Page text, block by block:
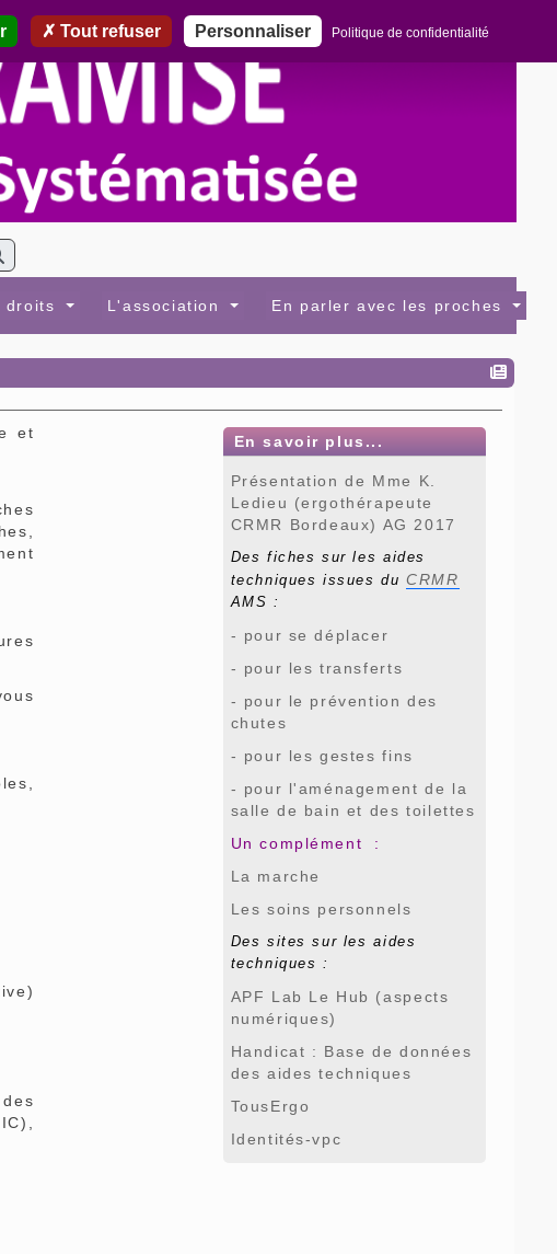
droits L'association En parler avec les proches
En savoir plus...
Présentation de Mme K.
Ledieu (ergothérapeute
CRMR Bordeaux) AG 2017
Des fiches sur les aides
techniques issues duCRMR
AMS :
- pour se déplacer
- pour les transferts
- pour le prévention des
chutes
- pour les gestes fins
- pour l'aménagement de la
salle de bain et des toilettes
Un complément :
La marche
Les soins personnels
Des sites sur les aides
techniques :
APF Lab Le Hub (aspects
numériques)
Handicat : Base de données
des aides techniques
TousErgo
Identités-vpc
et
Tout refuser Personnaliser Politique de confidentialité